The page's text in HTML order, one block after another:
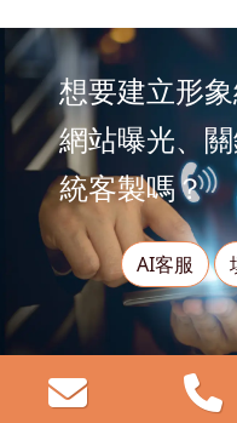
想要建立形
網站曝光、
統客製嗎？
AI客服